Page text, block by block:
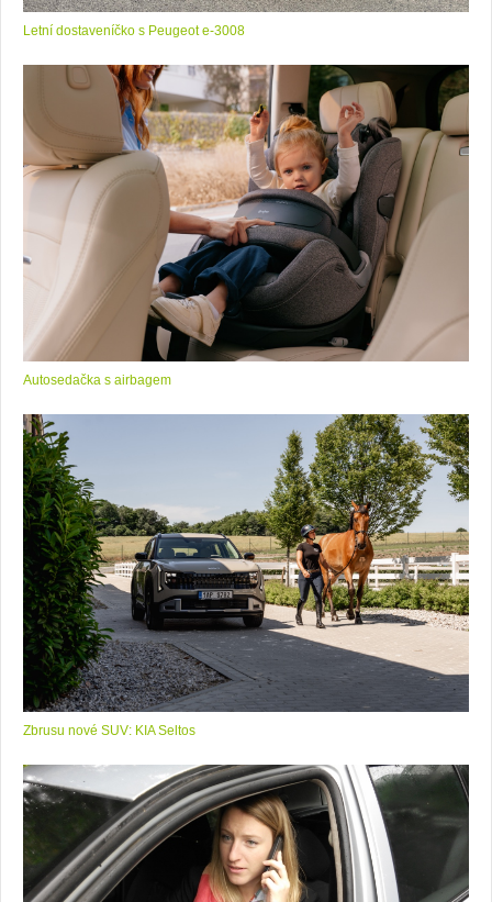
Letní dostaveníčko s Peugeot e-3008
Autosedačka s airbagem
Zbrusu nové SUV: KIA Seltos